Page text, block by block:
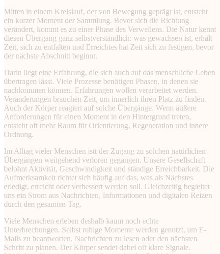
Mitten in einem Kreislauf, der von Bewegung geprägt ist, entsteht
ein kurzer Moment der Sammlung. Bevor sich die Richtung
verändert, kommt es zu einer Phase des Verweilens. Die Natur kennt
diesen Übergang ganz selbstverständlich: was gewachsen ist, erhält
Zeit, sich zu entfalten und Erreichtes hat Zeit sich zu festigen, bevor
der nächste Abschnitt beginnt.
Darin liegt eine Erfahrung, die sich auch auf das menschliche Leben
übertragen lässt. Viele Prozesse benötigen Phasen, in denen sie
nachkommen können. Erfahrungen wollen verarbeitet werden.
Veränderungen brauchen Zeit, um innerlich ihren Platz zu finden.
Auch der Körper reagiert auf solche Übergänge. Wenn äußere
Anforderungen für einen Moment in den Hintergrund treten,
entsteht oft mehr Raum für Orientierung, Regeneration und innere
Ordnung.
Im Alltag vieler Menschen istt der Zugang zu solchen natürlichen
Übergängen weitgehend verloren gegangen. Unsere Gesellschaft
belohnt Aktivität, Geschwindigkeit und ständige Erreichbarkeit. Die
Aufmerksamkeit richtet sich häufig auf das, was als Nächstes
erledigt, erreicht oder verbessert werden soll. Gleichzeitig begleitet
uns ein Strom aus Nachrichten, Informationen und digitalen Reizen
durch den gesamten Tag.
Viele Menschen erleben deshalb kaum noch echte
Unterbrechungen. Selbst ruhige Momente werden genutzt, um E-
Mails zu beantworten, Nachrichten zu lesen oder den nächsten
Schritt zu planen. Der Körper sendet dabei oft klare Signale.